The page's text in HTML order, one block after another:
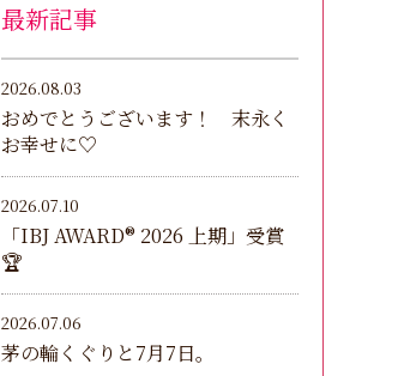
最新記事
2026.08.03
おめでとうございます！ 末永く
お幸せに♡
2026.07.10
「IBJ AWARD®︎ 2026 上期」受賞
🏆
2026.07.06
茅の輪くぐりと7月7日。